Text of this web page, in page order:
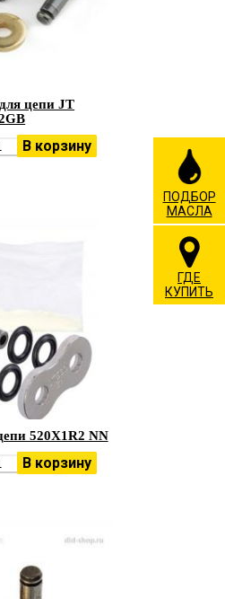
цепи JT
В корзину
520X1R2 NN
В корзину
ПОДБОР
МАСЛА
ГДЕ
КУПИТЬ